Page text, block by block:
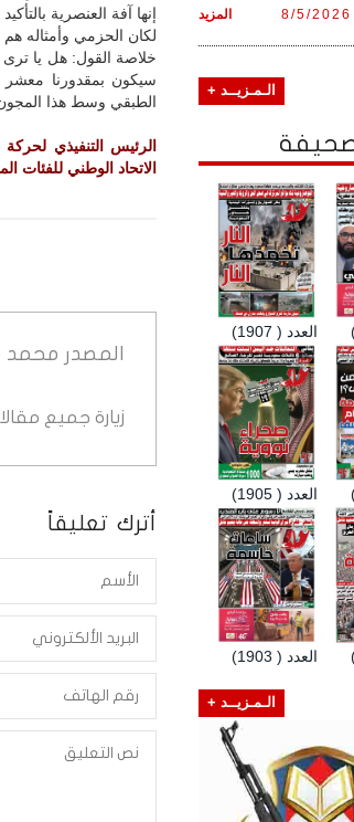
إنها آفة العنصرية
لكان الحزمي وأمثاله
خلاصة القول: هل يا ترى
سيكون بمقدورنا
الطبقي وسط هذا
الرئيس التنفيذي
الاتحاد الوطني للفئات
المصدر محمد
زيارة جميع
أترك تعليقاً
المزيد 8/5/2026
الـمـزيــد +
العدد ( 1907)
العدد ( 1905)
العدد ( 1903)
الـمـزيــد +